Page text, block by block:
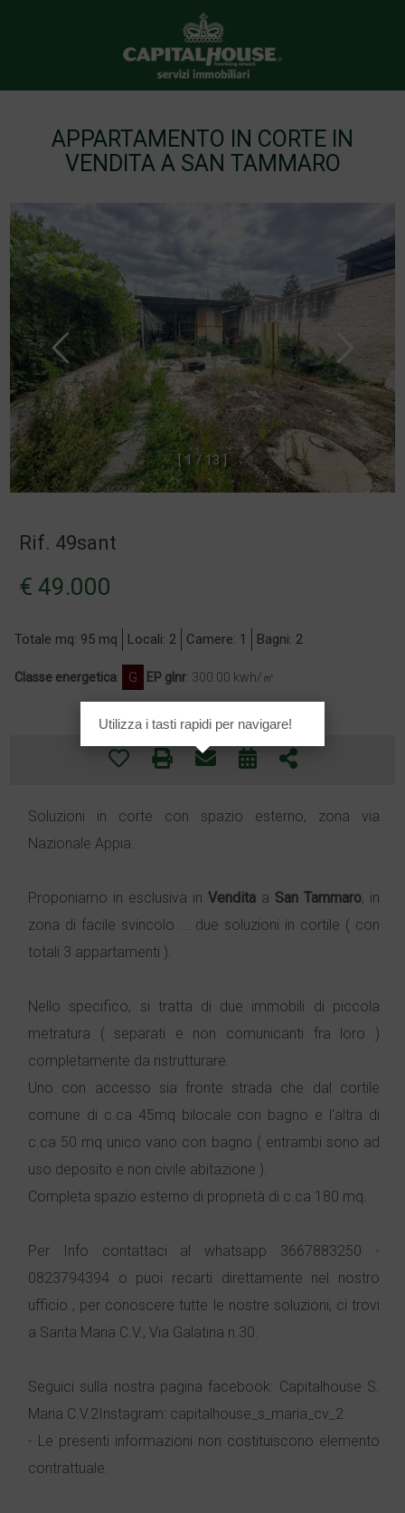
APPARTAMENTO IN CORTE IN
VENDITA A SAN TAMMARO
[ 1 / 13 ]
Rif. 49sant
€ 49.000
Totale mq: 95 mq Locali: 2 Camere: 1 Bagni: 2
Classe energetica: G EP glnr: 300.00 kwh/㎡
Soluzioni in corte con spazio esterno, zona via
Nazionale Appia.
Proponiamo in esclusiva in Venditaa San Tammaro, in
zona di facile svincolo ... due soluzioni in cortile ( con
totali 3 appartamenti ).
Nello specifico, si tratta di due immobili di piccola
metratura ( separati e non comunicanti fra loro )
completamente da ristrutturare.
Uno con accesso sia fronte strada che dal cortile
comune di c.ca 45mq bilocale con bagno e l'altra di
c.ca 50 mq unico vano con bagno ( entrambi sono ad
uso deposito e non civile abitazione ).
Completa spazio esterno di proprietà di c.ca 180 mq.
Per Info contattaci al whatsapp 3667883250 -
0823794394 o puoi recarti direttamente nel nostro
ufficio , per conoscere tutte le nostre soluzioni, ci trovi
a Santa Maria C.V., Via Galatina n.30.
Seguici sulla nostra pagina facebook: Capitalhouse S.
Maria C.V.2Instagram: capitalhouse_s_maria_cv_2
- Le presenti informazioni non costituiscono elemento
contrattuale.
Utilizza i tasti rapidi per navigare!